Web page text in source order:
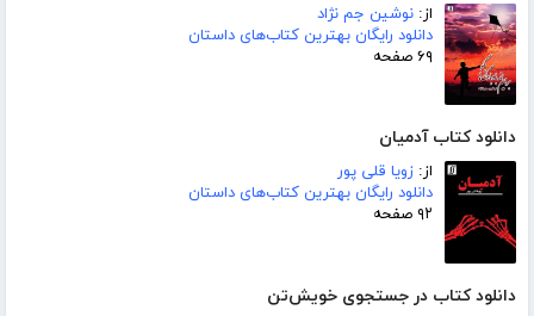
از: نوشین جم نژاد
دانلود رایگان بهترین کتاب‌های داستان
۶۹ صفحه
دانلود کتاب آدمیان
از: زویا قلی پور
دانلود رایگان بهترین کتاب‌های داستان
۹۲ صفحه
دانلود کتاب در جستجوی خویش‌تن